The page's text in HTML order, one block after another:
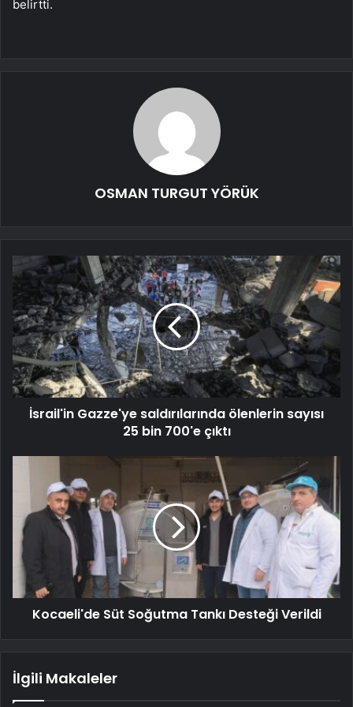
belirtti.
OSMAN TURGUT YÖRÜK
İsrail'in Gazze'ye saldırılarında ölenlerin sayısı
25 bin 700'e çıktı
Kocaeli'de Süt Soğutma Tankı Desteği Verildi
İlgili Makaleler